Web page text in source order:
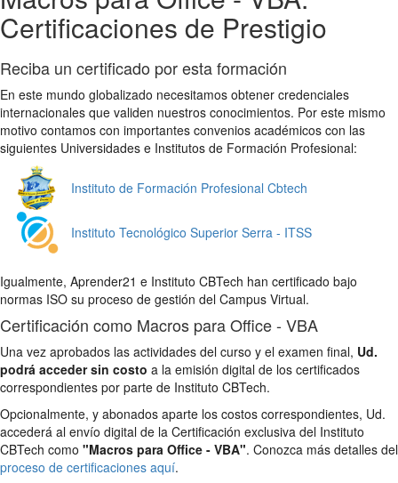
Certificaciones de Prestigio
Reciba un certificado por esta formación
En este mundo globalizado necesitamos obtener credenciales
internacionales que validen nuestros conocimientos. Por este mismo
motivo contamos con importantes convenios académicos con las
siguientes Universidades e Institutos de Formación Profesional:
Instituto de Formación Profesional Cbtech
Instituto Tecnológico Superior Serra - ITSS
Igualmente, Aprender21 e Instituto CBTech han certificado bajo
normas ISO su proceso de gestión del Campus Virtual.
Certificación como Macros para Office - VBA
Una vez aprobados las actividades del curso y el examen final, Ud.
podrá acceder sin costo a la emisión digital de los certificados
correspondientes por parte de Instituto CBTech.
Opcionalmente, y abonados aparte los costos correspondientes, Ud.
accederá al envío digital de la Certificación exclusiva del Instituto
CBTech como "Macros para Office - VBA". Conozca más detalles del
proceso de certificaciones aquí.